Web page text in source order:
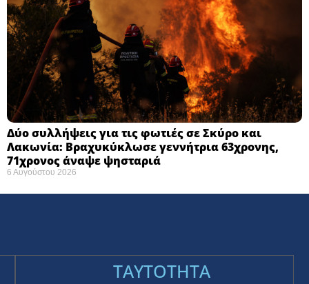
Δύο συλλήψεις για τις φωτιές σε Σκύρο και
Λακωνία: Βραχυκύκλωσε γεννήτρια 63χρονης,
71χρονος άναψε ψησταριά
6 Αυγούστου 2026
TAYTOTHTA